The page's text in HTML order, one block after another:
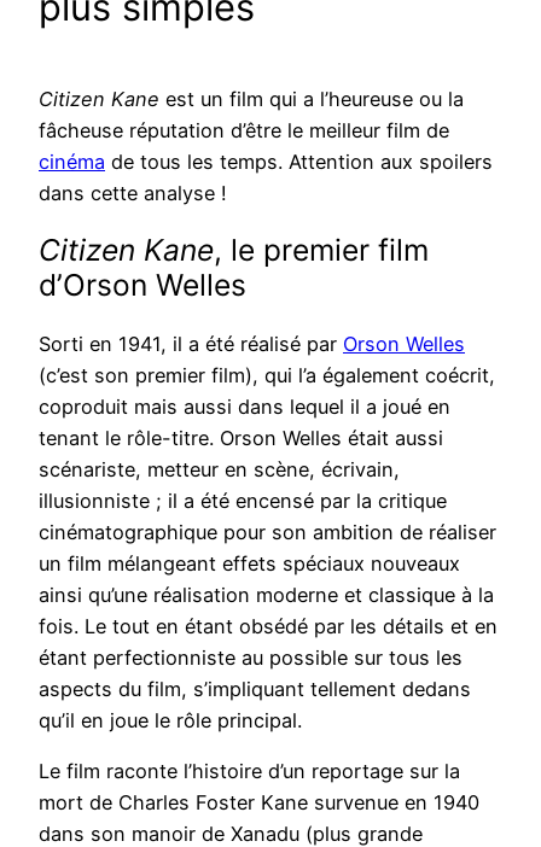
Citizen Kane est un film qui a l’heureuse ou la
fâcheuse réputation d’être le meilleur film de
cinéma de tous les temps. Attention aux spoilers
dans cette analyse !
Citizen Kane, le premier film
d’Orson Welles
Sorti en 1941, il a été réalisé par Orson Welles
(c’est son premier film), qui l’a également coécrit,
coproduit mais aussi dans lequel il a joué en
tenant le rôle-titre. Orson Welles était aussi
scénariste, metteur en scène, écrivain,
illusionniste ; il a été encensé par la critique
cinématographique pour son ambition de réaliser
un film mélangeant effets spéciaux nouveaux
ainsi qu’une réalisation moderne et classique à la
fois. Le tout en étant obsédé par les détails et en
étant perfectionniste au possible sur tous les
aspects du film, s’impliquant tellement dedans
qu’il en joue le rôle principal.
Le film raconte l’histoire d’un reportage sur la
mort de Charles Foster Kane survenue en 1940
dans son manoir de Xanadu (plus grande